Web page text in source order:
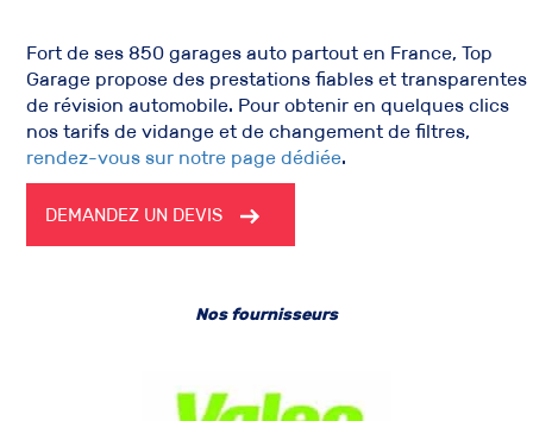
Fort de ses 850garages auto partout en France, Top
Garage propose des prestations fiables et transparentes
de révision automobile. Pour obtenir en quelques clics
nostarifs de vidange et de changement de filtres,
rendez-vous sur notre page dédiée.
DEMANDEZ UN DEVIS
Nos fournisseurs